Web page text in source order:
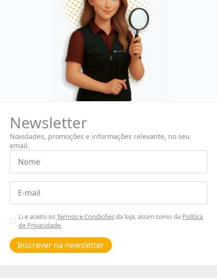
Newsletter
Novidades, promoções e informações relevante, no seu
email.
Nome
Email
Aceitar
Poiticas
de
privacidade
Li e aceito osTermos e Condiçõesda loja, assim como da Política
de Privacidade.
Inscrever na newsletter